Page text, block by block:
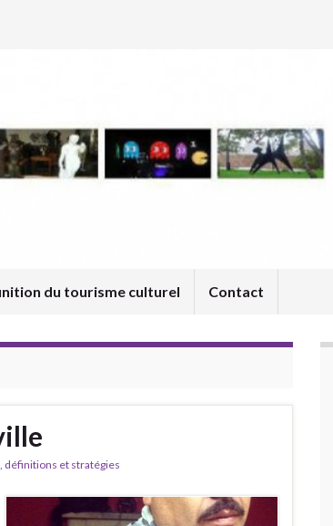
du tourisme culturel Contact
définitions et stratégies